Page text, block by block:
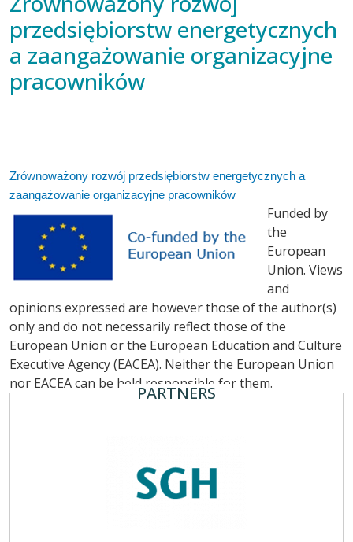
przedsiębiorstw energetycznych
a zaangażowanie organizacyjne
pracowników
Zrównoważony rozwój przedsiębiorstw energetycznych a
zaangażowanie organizacyjne pracowników
Funded by
the
European
Union. Views
and
opinions expressed are however those of the author(s)
only and do not necessarily reflect those of the
European Union or the European Education and Culture
Executive Agency (EACEA). Neither the European Union
nor EACEA can be held responsible for them.
PARTNERS